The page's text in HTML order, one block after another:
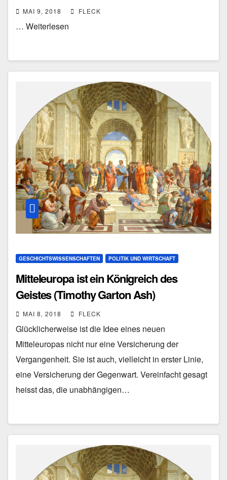
MAI 9, 2018 FLECK
… Weiterlesen
GESCHICHTSWISSENSCHAFTEN POLITIK UND WIRTSCHAFT
Mitteleuropa ist ein Königreich des
Geistes (Timothy Garton Ash)
MAI 8, 2018 FLECK
Glücklicherweise ist die Idee eines neuen
Mitteleuropas nicht nur eine Versicherung der
Vergangenheit. Sie ist auch, vielleicht in erster Linie,
eine Versicherung der Gegenwart. Vereinfacht gesagt
heisst das, die unabhängigen…